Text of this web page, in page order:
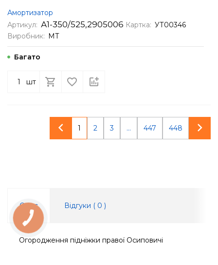
Амортизатор
Артикул: А1-350/525,2905006 Картка: УТ00346
Виробник: МТ
Багато
шт
1 2 3 ... 447 448
Опис Відгуки ( 0 )
Огородження підніжки правої Осиповичі
КНОПКА
ЗВ'ЯЗКУ